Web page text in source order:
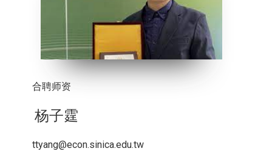
合聘师资
杨子霆
ttyang@econ.sinica.edu.tw